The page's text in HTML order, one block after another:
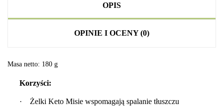
OPIS
OPINIE I OCENY (0)
Masa netto: 180 g
Korzyści:
· Żelki Keto Misie wspomagają spalanie tłuszczu